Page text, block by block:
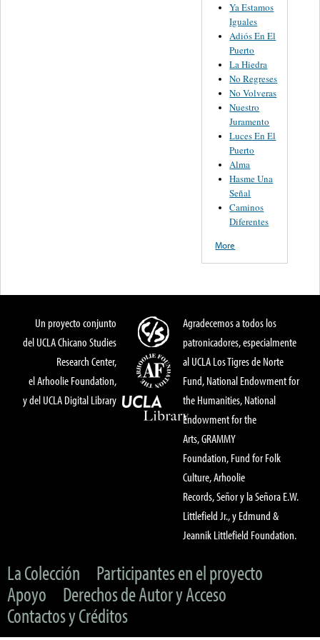
Ya Estamos
Iguales
Adiós En El
Puerto
La Hiedra
No Regreses
No Volveras
Nuestro
Juramento
Luces En El
Puerto
Alma
Hasme Una
Señal
Caminos
Diferentes
More
Un proyecto conjunto
del UCLA Chicano Studies
Research Center,
el Arhoolie Foundation,
y del UCLA Digital Library
Agradecemos a todos los
patronicadores, especialmente
al UCLA Los Tigres de Norte
Fund, National Endowment for
the Humanities, National
Endowment for the
Arts, GRAMMY
Foundation, Fund for Folk
Culture, Arhoolie
Records, Señor y la Señora E.W.
Littlefield Jr., y Edmund &
Jeannik Littlefield Foundation.
La Colección
Participantes en el proyecto
Apoyo
Derechos de Autor y Acceso
Contactos y Créditos